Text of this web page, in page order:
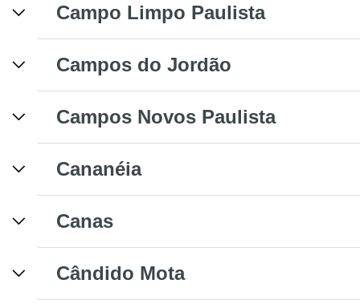
Campo Limpo Paulista
Campos do Jordão
Campos Novos Paulista
Cananéia
Canas
Cândido Mota